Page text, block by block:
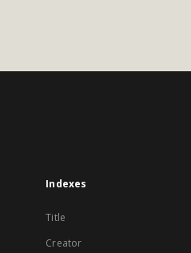
Indexes
Title
Creator